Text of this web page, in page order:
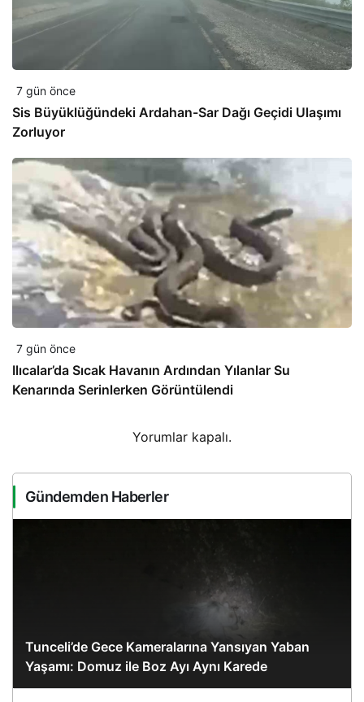
7 gün önce
Sis Büyüklüğündeki Ardahan-Sar Dağı Geçidi Ulaşımı
Zorluyor
7 gün önce
Ilıcalar’da Sıcak Havanın Ardından Yılanlar Su
Kenarında Serinlerken Görüntülendi
Yorumlar kapalı.
Gündemden Haberler
Tunceli’de Gece Kameralarına Yansıyan Yaban
Yaşamı: Domuz ile Boz Ayı Aynı Karede